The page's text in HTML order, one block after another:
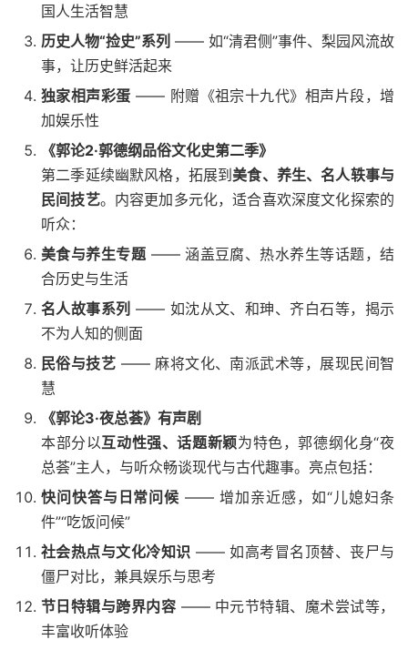
国人生活智慧
历史人物“捡史”系列 —— 如“清君侧”事件、梨园风流故
事，让历史鲜活起来
独家相声彩蛋 —— 附赠《祖宗十九代》相声片段，增
加娱乐性
《郭论2·郭德纲品俗文化史第二季》
第二季延续幽默风格，拓展到美食、养生、名人轶事与
民间技艺。内容更加多元化，适合喜欢深度文化探索的
听众：
美食与养生专题 —— 涵盖豆腐、热水养生等话题，结
合历史与生活
名人故事系列 —— 如沈从文、和珅、齐白石等，揭示
不为人知的侧面
民俗与技艺 —— 麻将文化、南派武术等，展现民间智
慧
《郭论3·夜总荟》有声剧
本部分以互动性强、话题新颖为特色，郭德纲化身“夜
总荟”主人，与听众畅谈现代与古代趣事。亮点包括：
快问快答与日常问候 —— 增加亲近感，如“儿媳妇条
件”“吃饭问候”
社会热点与文化冷知识 —— 如高考冒名顶替、丧尸与
僵尸对比，兼具娱乐与思考
节日特辑与跨界内容 —— 中元节特辑、魔术尝试等，
丰富收听体验